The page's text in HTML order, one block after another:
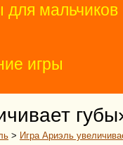
для мальчиков
игры
> Игра Ариэль